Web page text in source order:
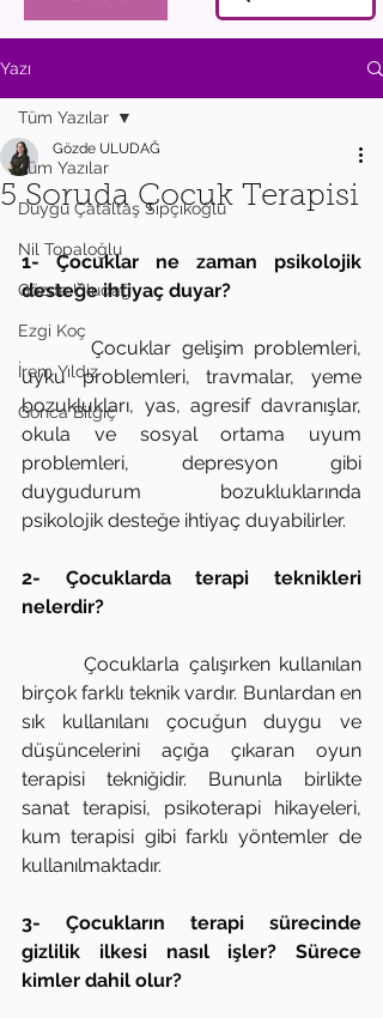
Yazı
Tüm Yazılar
Duygu Çataltaş Sıpçıkoğlu
Nil Topaloğlu
Gözde Uludağ
Ezgi Koç
İrem Yıldız
Gonca Bilgiç
Tüm Yazılar
5 Soruda Çocuk Terapisi
Gözde ULUDAĞ
1- Çocuklar ne zaman psikolojik
desteğe ihtiyaç duyar?
       Çocuklar gelişim problemleri,
uyku problemleri, travmalar, yeme
bozuklukları, yas, agresif davranışlar,
okula ve sosyal ortama uyum
problemleri, depresyon gibi
duygudurum bozukluklarında
psikolojik desteğe ihtiyaç duyabilirler.
2- Çocuklarda terapi teknikleri
nelerdir?
       Çocuklarla çalışırken kullanılan
birçok farklı teknik vardır. Bunlardan en
sık kullanılanı çocuğun duygu ve
düşüncelerini açığa çıkaran oyun
terapisi tekniğidir. Bununla birlikte
sanat terapisi, psikoterapi hikayeleri,
kum terapisi gibi farklı yöntemler de
kullanılmaktadır.
3- Çocukların terapi sürecinde
gizlilik ilkesi nasıl işler? Sürece
kimler dahil olur?